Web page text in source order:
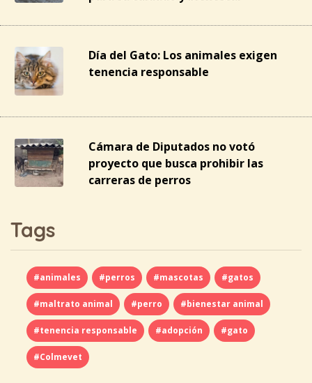
Día del Gato: Los animales exigen
tenencia responsable
Cámara de Diputados no votó
proyecto que busca prohibir las
carreras de perros
Tags
#animales #perros #mascotas #gatos
#maltrato animal #perro #bienestar animal
#tenencia responsable #adopción #gato
#Colmevet